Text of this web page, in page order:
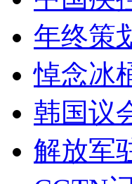
年终策
悼念冰
韩国议
解放军